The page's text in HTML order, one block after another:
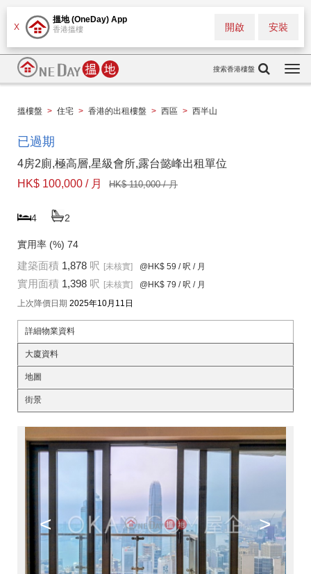
X
搵地 (OneDay) App
香港搵樓 安裝
開啟
搜索香港樓盤
搵樓盤 > 住宅 > 香港的出租樓盤 > 西區 > 西半山
已過期
4房2廁,極高層,星級會所,露台懿峰出租單位
HK$ 100,000 / 月
HK$ 110,000 / 月
4 2
實用率 (%) 74
建築面積 1,878 呎 [未核實] @HK$ 59 / 呎 / 月
實用面積 1,398 呎 [未核實] @HK$ 79 / 呎 / 月
上次降價日期 2025年10月11日
詳細物業資料
大廈資料
地圖
街景
< >